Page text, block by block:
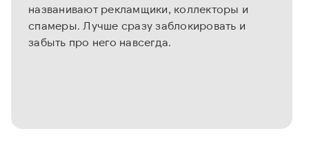
названивают рекламщики, коллекторы и
спамеры. Лучше сразу заблокировать и
забыть про него навсегда.